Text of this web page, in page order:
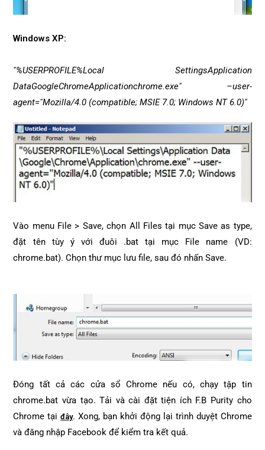
Windows XP:
"%USERPROFILE%Local SettingsApplication
DataGoogleChromeApplicationchrome.exe" –user-
agent="Mozilla/4.0 (compatible; MSIE 7.0; Windows NT 6.0)"
Vào menu File > Save, chọn All Files tại mục Save as type,
đặt tên tùy ý với đuôi .bat tại mục File name (VD:
chrome.bat). Chọn thư mục lưu file, sau đó nhấn Save.
Đóng tất cả các cửa sổ Chrome nếu có, chạy tập tin
chrome.bat vừa tạo. Tải và cài đặt tiện ích F.B Purity cho
Chrome tạiđây. Xong, bạn khởi động lại trình duyệt Chrome
và đăng nhập Facebook để kiểm tra kết quả.